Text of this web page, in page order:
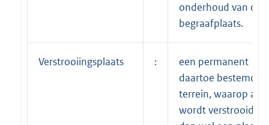
onderhoud van de
begraafplaats.
Verstrooiingsplaats :
een permanent
daartoe bestemd
terrein, waarop as
wordt verstrooid,